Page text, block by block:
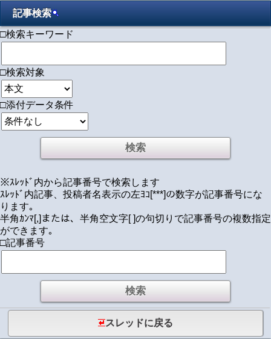
記事検索
□検索キーワード
□検索対象
□添付データ条件
※ｽﾚｯﾄﾞ内から記事番号で検索します
ｽﾚｯﾄﾞ内記事、投稿者名表示の左ﾖｺ[***]の数字が記事番号にな
ります｡
半角ｶﾝﾏ[,]または、半角空文字[ ]の句切りで記事番号の複数指定
ができます｡
□記事番号
スレッドに戻る